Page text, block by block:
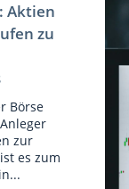
Aktien
zu
Börse
zur
es zum